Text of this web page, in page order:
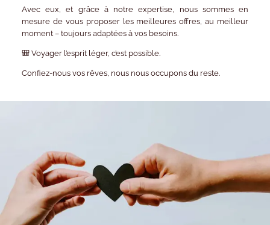
Avec eux, et grâce à notre expertise, nous sommes en
mesure de vous proposer les meilleures offres, au meilleur
moment – toujours adaptées à vos besoins.
🎒 Voyager l’esprit léger, c’est possible.
Confiez-nous vos rêves, nous nous occupons du reste.